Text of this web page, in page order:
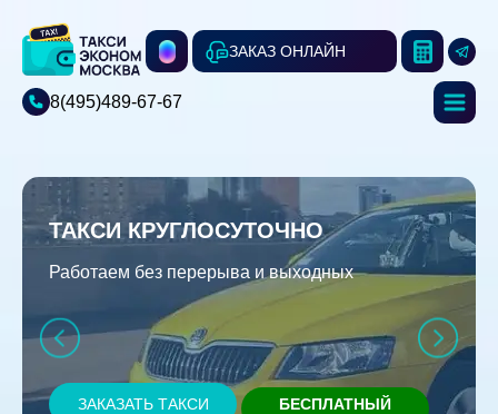
ЗАКАЗ ОНЛАЙН
8(495)489-67-67
ТАКСИ КРУГЛОСУТОЧНО
Работаем без перерыва и выходных
ЗАКАЗАТЬ ТАКСИ
БЕСПЛАТНЫЙ